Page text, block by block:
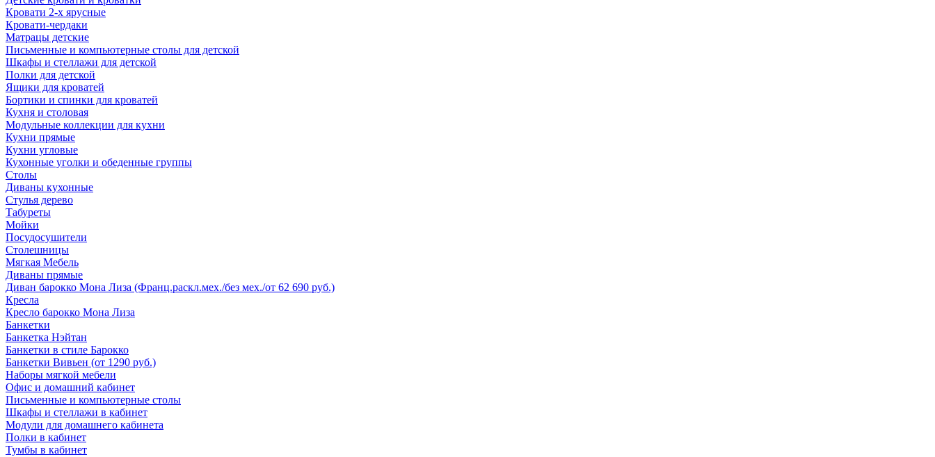
Кровати 2-х ярусные
Кровати-чердаки
Матрацы детские
Письменные и компьютерные столы для детской
Шкафы и стеллажи для детской
Полки для детской
Ящики для кроватей
Бортики и спинки для кроватей
Кухня и столовая
Модульные коллекции для кухни
Кухни прямые
Кухни угловые
Кухонные уголки и обеденные группы
Столы
Диваны кухонные
Стулья дерево
Табуреты
Мойки
Посудосушители
Столешницы
Мягкая Мебель
Диваны прямые
Диван барокко Мона Лиза (Франц.раскл.мех./без мех./от 62 690 руб.)
Кресла
Кресло барокко Мона Лиза
Банкетки
Банкетка Нэйтан
Банкетки в стиле Барокко
Банкетки Вивьен (от 1290 руб.)
Наборы мягкой мебели
Офис и домашний кабинет
Письменные и компьютерные столы
Шкафы и стеллажи в кабинет
Модули для домашнего кабинета
Полки в кабинет
Тумбы в кабинет